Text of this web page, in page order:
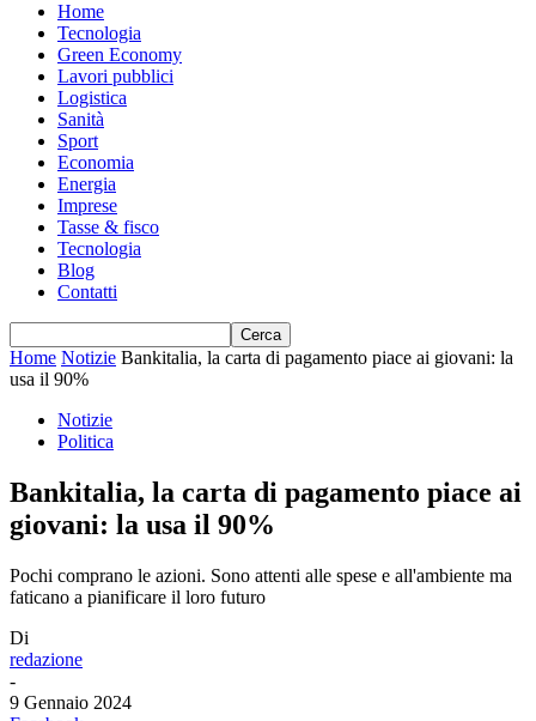
Home
Tecnologia
Green Economy
Lavori pubblici
Logistica
Sanità
Sport
Economia
Energia
Imprese
Tasse & fisco
Tecnologia
Blog
Contatti
Home Notizie Bankitalia, la carta di pagamento piace ai giovani: la
usa il 90%
Notizie
Politica
Bankitalia, la carta di pagamento piace ai
giovani: la usa il 90%
Pochi comprano le azioni. Sono attenti alle spese e all'ambiente ma
faticano a pianificare il loro futuro
Di
redazione
-
9 Gennaio 2024